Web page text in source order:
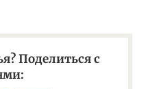
Поделиться с